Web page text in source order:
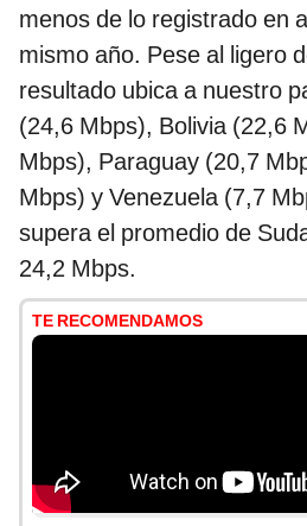
menos de lo registrado en
mismo año. Pese al ligero
resultado ubica a nuestro
(24,6 Mbps), Bolivia (22,6
Mbps), Paraguay (20,7
Mbps) y Venezuela (7,7
supera el promedio de
24,2 Mbps.
TE RECOMENDAMOS